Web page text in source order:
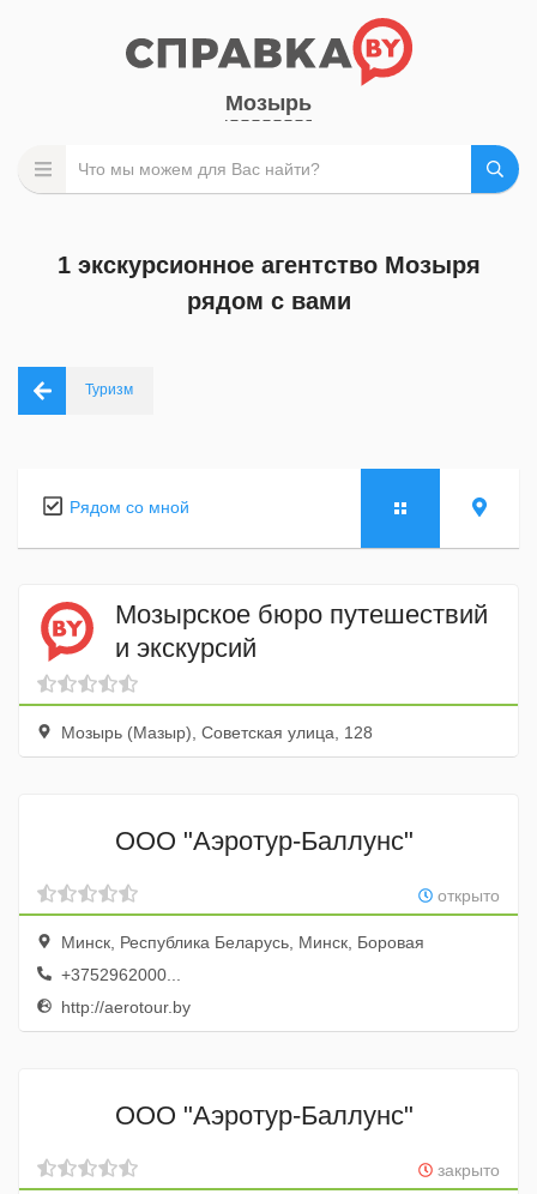
Мозырь
1 экскурсионное агентство Мозыря
рядом с вами
Туризм
Рядом со мной
Мозырское бюро путешествий
и экскурсий
Мозырь (Мазыр), Советская улица, 128
ООО "Аэротур-Баллунс"
открыто
Минск, Республика Беларусь, Минск, Боровая
+3752962000...
http://aerotour.by
ООО "Аэротур-Баллунс"
закрыто